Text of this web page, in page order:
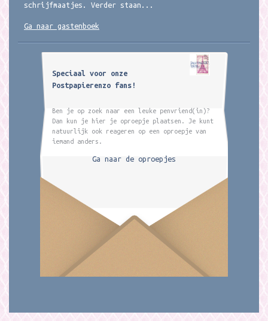
schrijfmaatjes. Verder staan...
Ga naar gastenboek
Speciaal voor onze
Postpapierenzo fans!
Ben je op zoek naar een leuke penvriend(in)?
Dan kun je hier je oproepje plaatsen. Je kunt
natuurlijk ook reageren op een oproepje van
iemand anders.
Ga naar de oproepjes